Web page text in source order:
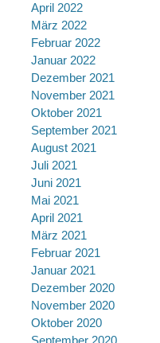
April 2022
März 2022
Februar 2022
Januar 2022
Dezember 2021
November 2021
Oktober 2021
September 2021
August 2021
Juli 2021
Juni 2021
Mai 2021
April 2021
März 2021
Februar 2021
Januar 2021
Dezember 2020
November 2020
Oktober 2020
September 2020